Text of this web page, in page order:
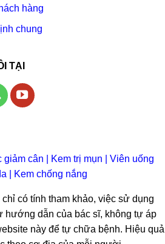
hàng
chung
TẠI
giảm cân Kem trị mụn
Viên uống
Kem chống nắng
có tính tham khảo, việc sử dụng
hướng dẫn của bác sĩ, không tự áp
này để tự chữa bệnh. Hiệu quả